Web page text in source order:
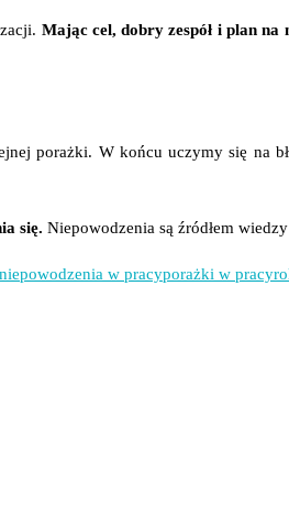
Mając cel, dobry zespół i plan na
porażki. W końcu uczymy się na
się. Niepowodzenia są źródłem
niepowodzenia w pracyporażki w pracy